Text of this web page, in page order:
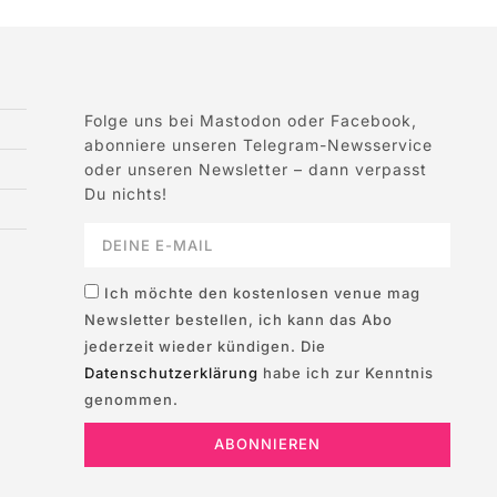
Folge uns bei Mastodon oder Facebook,
abonniere unseren Telegram-Newsservice
oder unseren Newsletter – dann verpasst
Du nichts!
Ich möchte den kostenlosen venue mag
Newsletter bestellen, ich kann das Abo
jederzeit wieder kündigen. Die
Datenschutzerklärung habe ich zur Kenntnis
genommen.
ABONNIEREN